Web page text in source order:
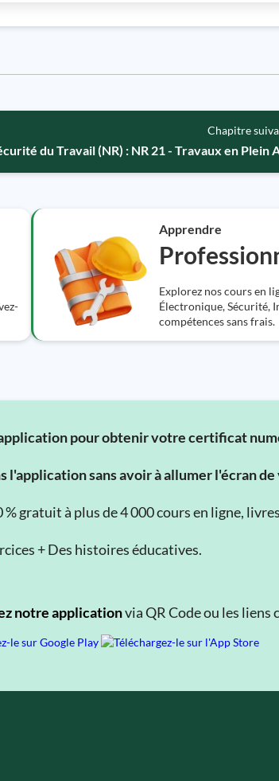
Chapitre
du Travail (NR) : NR 21 - Travaux en Plein
Apprendre
Explorez nos cours en
Électronique, Sécurité,
compétences sans frais.
pour obtenir votre certificat
l'application sans avoir à allumer l'écran
% gratuit à plus de 4 000 cours en ligne,
+ Des histoires éducatives.
notre applicationvia QR Code ou les liens